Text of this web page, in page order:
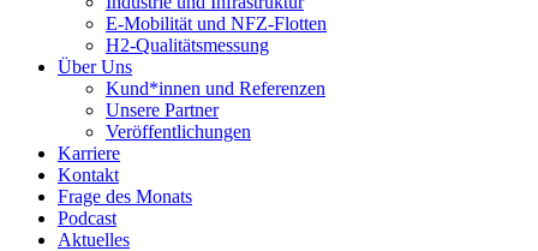
E-Mobilität und NFZ-Flotten
H2-Qualitätsmessung
Über Uns
Kund*innen und Referenzen
Unsere Partner
Veröffentlichungen
Karriere
Kontakt
Frage des Monats
Podcast
Aktuelles